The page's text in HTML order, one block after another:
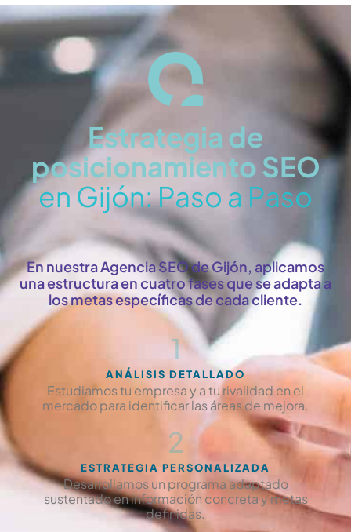
Estrategia de
posicionamiento SEO
en Gijón: Paso a Paso
En nuestra Agencia SEO de Gijón, aplicamos
una estructura en cuatro fases que se adapta a
los metas específicas de cada cliente.
1
ANÁLISIS DETALLADO
Estudiamos tu empresa y a tu rivalidad en el
mercado para identificar las áreas de mejora.
2
ESTRATEGIA PERSONALIZADA
Desarrollamos un programa adaptado
sustentado en información concreta y metas
definidas.